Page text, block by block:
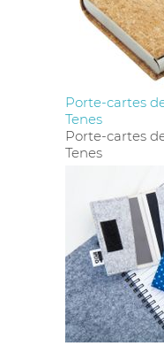
Porte-cartes
Tenes
Porte-cartes
Tenes